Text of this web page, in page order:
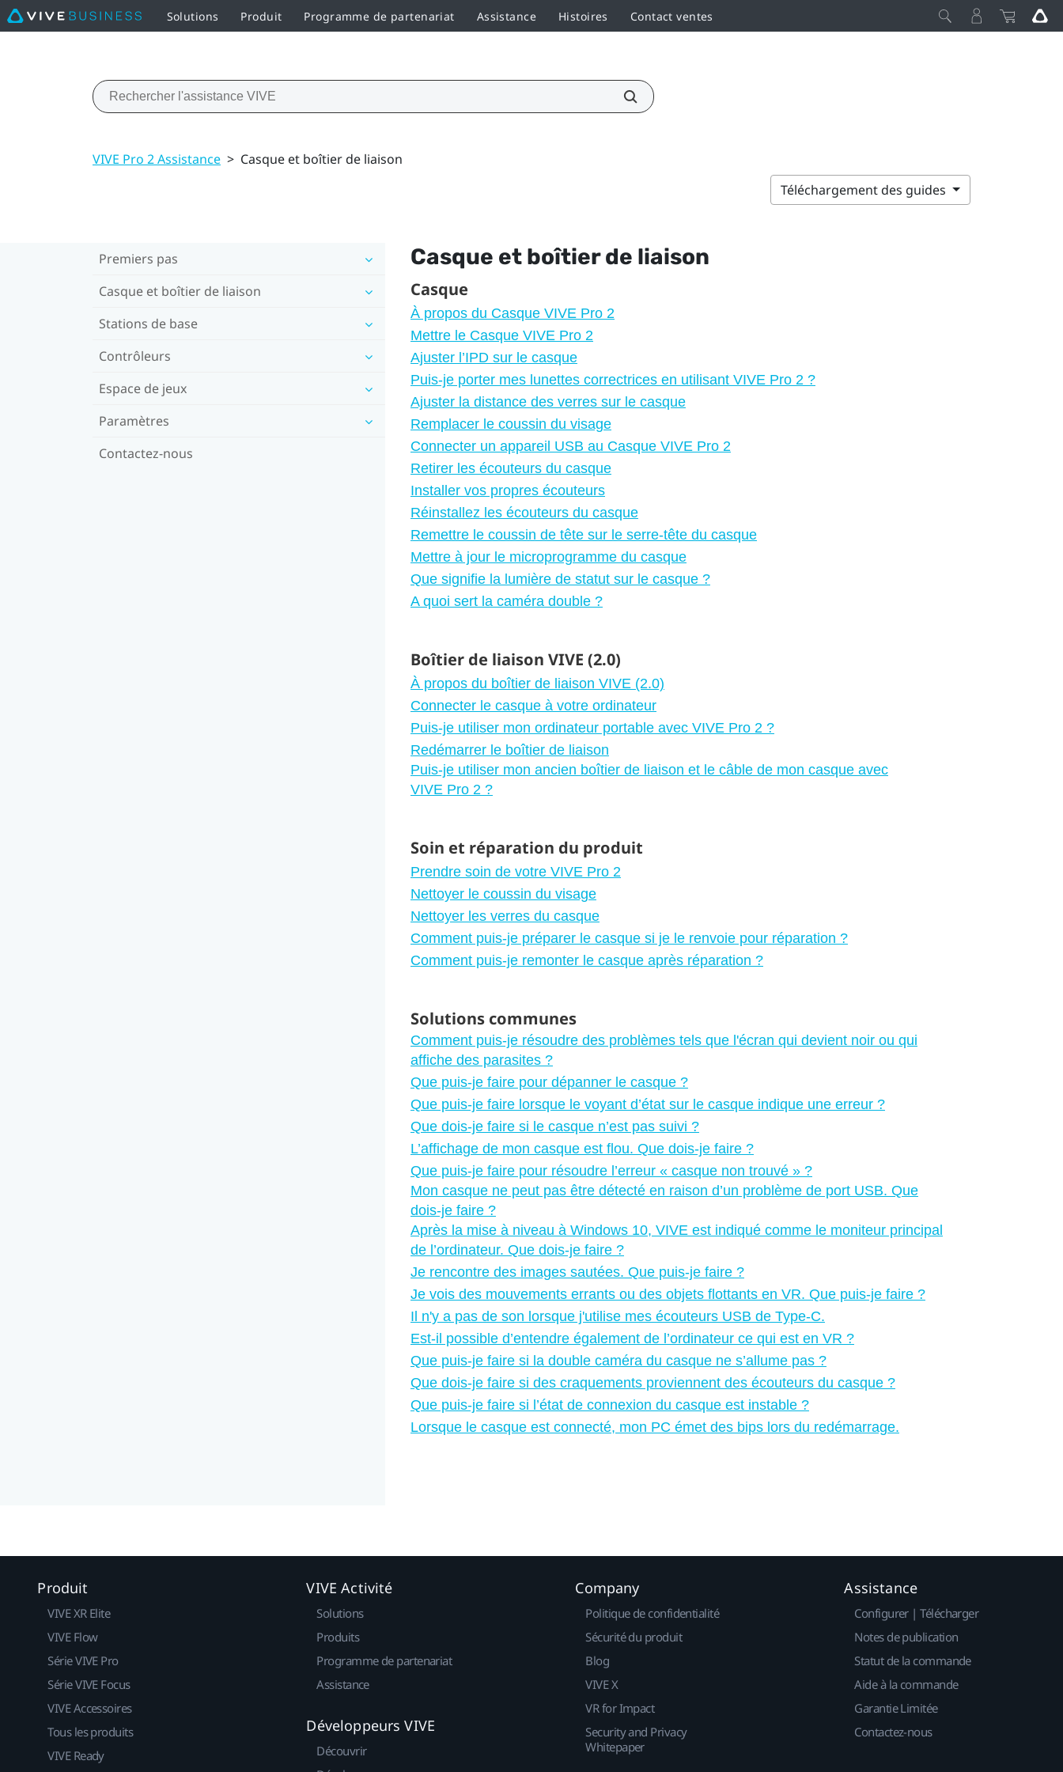
Solutions Produit Programme de partenariat Assistance Histoires Contact ventes
VIVE Pro 2 Assistance > Casque et boîtier de liaison
Téléchargement des guides
Premiers pas
Casque et boîtier de liaison
Stations de base
Contrôleurs
Espace de jeux
Paramètres
Contactez-nous
Casque et boîtier de liaison
Casque
À propos du Casque VIVE Pro 2
Mettre le Casque VIVE Pro 2
Ajuster l’IPD sur le casque
Puis-je porter mes lunettes correctrices en utilisant VIVE Pro 2 ?
Ajuster la distance des verres sur le casque
Remplacer le coussin du visage
Connecter un appareil USB au Casque VIVE Pro 2
Retirer les écouteurs du casque
Installer vos propres écouteurs
Réinstallez les écouteurs du casque
Remettre le coussin de tête sur le serre-tête du casque
Mettre à jour le microprogramme du casque
Que signifie la lumière de statut sur le casque ?
A quoi sert la caméra double ?
Boîtier de liaison VIVE (2.0)
À propos du boîtier de liaison VIVE (2.0)
Connecter le casque à votre ordinateur
Puis-je utiliser mon ordinateur portable avec VIVE Pro 2 ?
Redémarrer le boîtier de liaison
Puis-je utiliser mon ancien boîtier de liaison et le câble de mon casque avec
VIVE Pro 2 ?
Soin et réparation du produit
Prendre soin de votre VIVE Pro 2
Nettoyer le coussin du visage
Nettoyer les verres du casque
Comment puis-je préparer le casque si je le renvoie pour réparation ?
Comment puis-je remonter le casque après réparation ?
Solutions communes
Comment puis-je résoudre des problèmes tels que l'écran qui devient noir ou qui
affiche des parasites ?
Que puis-je faire pour dépanner le casque ?
Que puis-je faire lorsque le voyant d’état sur le casque indique une erreur ?
Que dois-je faire si le casque n’est pas suivi ?
L’affichage de mon casque est flou. Que dois-je faire ?
Que puis-je faire pour résoudre l’erreur « casque non trouvé » ?
Mon casque ne peut pas être détecté en raison d’un problème de port USB. Que
dois-je faire ?
Après la mise à niveau à Windows 10, VIVE est indiqué comme le moniteur principal
de l’ordinateur. Que dois-je faire ?
Je rencontre des images sautées. Que puis-je faire ?
Je vois des mouvements errants ou des objets flottants en VR. Que puis-je faire ?
Il n'y a pas de son lorsque j'utilise mes écouteurs USB de Type-C.
Est-il possible d’entendre également de l’ordinateur ce qui est en VR ?
Que puis-je faire si la double caméra du casque ne s’allume pas ?
Que dois-je faire si des craquements proviennent des écouteurs du casque ?
Que puis-je faire si l’état de connexion du casque est instable ?
Lorsque le casque est connecté, mon PC émet des bips lors du redémarrage.
Produit
VIVE XR Elite
VIVE Flow
Série VIVE Pro
Série VIVE Focus
VIVE Accessoires
Tous les produits
VIVE Ready
VIVE Activité
Solutions
Produits
Programme de partenariat
Assistance
Développeurs VIVE
Découvrir
Company
Politique de confidentialité
Sécurité du produit
Blog
VIVE X
VR for Impact
Security and Privacy
Whitepaper
Assistance
Configurer | Télécharger
Notes de publication
Statut de la commande
Aide à la commande
Garantie Limitée
Contactez-nous